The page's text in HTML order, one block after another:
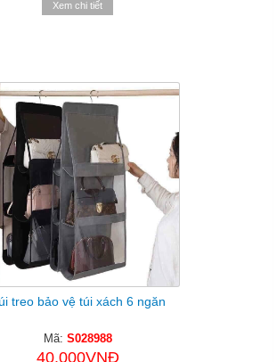
Xem chi tiết
treo bảo vệ túi xách 6 ngăn
Mã: S028988
40.000VNĐ